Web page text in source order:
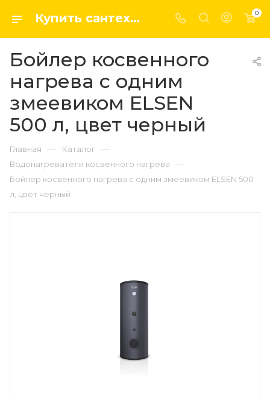
Купить сантехнику, системы отопление и водоснабжения оптом и в розницу в интернет-магазине elsen-opt.ru 0
Бойлер косвенного
нагрева с одним
змеевиком ELSEN
500 л, цвет черный
Главная — Каталог —
Водонагреватели косвенного нагрева —
Бойлер косвенного нагрева с одним змеевиком ELSEN 500
л, цвет черный